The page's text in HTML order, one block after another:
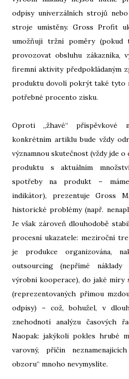
odpisy univerzálních strojů
stroje umístěny. Gross Profit
umožňují tržní poměry (pokud
provozovat obsluhu zákazníka,
firemní aktivity předpokládaným
produktu dovolí pokrýt také tyto
potřebné procento zisku.
Oproti „žhavé“ příspěvkové
konkrétním artiklu bude vždy
významnou skutečnost (vždy jde
produktu s aktuálním
spotřeby na produkt –
indikátor), prezentuje Gross
historické problémy (např.
Je však zároveň dlouhodobě
procesní ukazatele: meziroční
je produkce organizována,
outsourcing (nepřímé náklady
výrobní kooperace), do jaké míry
(reprezentovaných přímou
odpisy) – což, bohužel, v
znehodnotí analýzu časových
Naopak: jakýkoli pokles hrubé
varovný, příčin
obzoru“ mnoho nevymyslíte.